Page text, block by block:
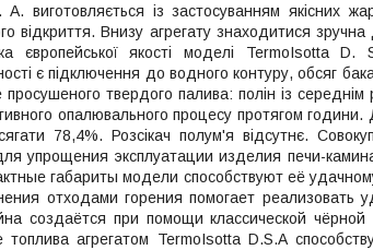
із застосуванням якісних
відкриття. Внизу агрегату знаходитися
європейської якості моделі TermoIsotta
є підключення до водного контуру, обсяг
твердого палива: полін із середнім
опалювального процесу протягом години.
78,4%. Розсікач полум'я відсутнє.
упрощения эксплуатации изделия печи-
габариты модели способствуют её
отходами горения помогает
создаётся при помощи классической
топлива агрегатом TermoIsotta D.S.A